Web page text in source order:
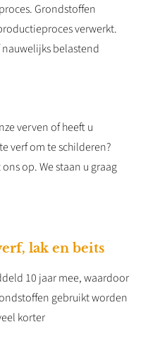
Grondstoffen
verwerkt.
belastend
verven of heeft u
verf om te schilderen?
op. We staan u graag
lak en beits
10 jaar mee, waardoor
gebruikt worden
korter